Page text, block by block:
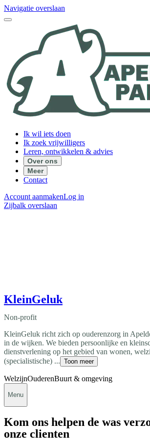
Navigatie overslaan
Ik wil iets doen
Ik zoek vrijwilligers
Leren, ontwikkelen & advies
Over ons
Meer
Contact
Account aanmakenLog in
Zijbalk overslaan
KleinGeluk
Non-profit
KleinGeluk richt zich op ouderenzorg in
in de wijken. We bieden persoonlijke en
dienstverlening op het gebied van wonen,
(specialistische) ... Toon meer
WelzijnOuderenBuurt & omgeving
Menu
Kom ons helpen de was
onze clienten